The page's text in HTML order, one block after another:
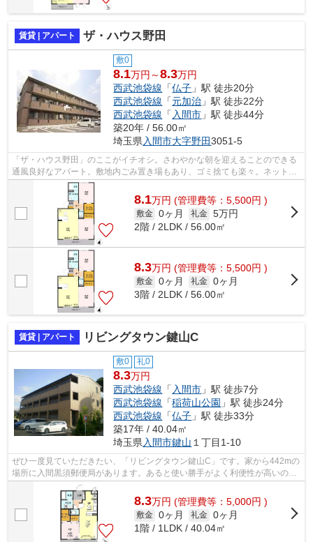
賃貸 | アパート ザ・ハウス野田
敷0
8.1万円～8.3万円
西武池袋線 「仏子 」駅 徒歩20分
西武池袋線 「元加治 」駅 徒歩22分
西武池袋線 「 入間市 」駅 徒歩44分
築20年 / 56.00㎡
埼玉県 入間市大字野田3051-5
「ザ・ハウス野田」のここがイチオシ。さわやかな朝を迎えることのできる
通風良好なアパート。敷地内ごみ置き場もあり、ゴミ捨ても楽々。ネット回
線がある物件です。当社スタッフが地...
8.1万円 (管理費等：5,500円 )
敷金 0ヶ月 礼金 5万円
2階 / 2LDK / 56.00㎡
8.3万円 (管理費等：5,500円 )
敷金 0ヶ月 礼金 0ヶ月
3階 / 2LDK / 56.00㎡
賃貸 | アパート リビングタウン鍵山C
敷0 礼0
8.3万円
西武池袋線 「 入間市 」駅 徒歩7分
西武池袋線 「稲荷山公園 」駅 徒歩24分
西武池袋線 「仏子 」駅 徒歩33分
築17年 / 40.04㎡
埼玉県 入間市鍵山 １丁目1-10
ぜひ一度見ていただきたい、「リビングタウン鍵山C」です。家から442mの
場所に入間黒須郵便局があります。あると使い勝手がよく利便性が高いのが
敷地内ごみ置き場です。インターネット...
8.3万円 (管理費等：5,000円 )
敷金 0ヶ月 礼金 0ヶ月
1階 / 1LDK / 40.04㎡